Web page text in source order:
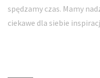
spędzamy czas. Mamy
ciekawe dla siebie